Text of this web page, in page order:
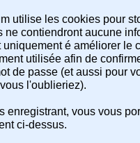
utilise les cookies pour
ne contiendront aucune
uniquement é améliorer le
utilisée afin de
de passe (et aussi pour
l'oublieriez).
enregistrant, vous vous
ci-dessus.